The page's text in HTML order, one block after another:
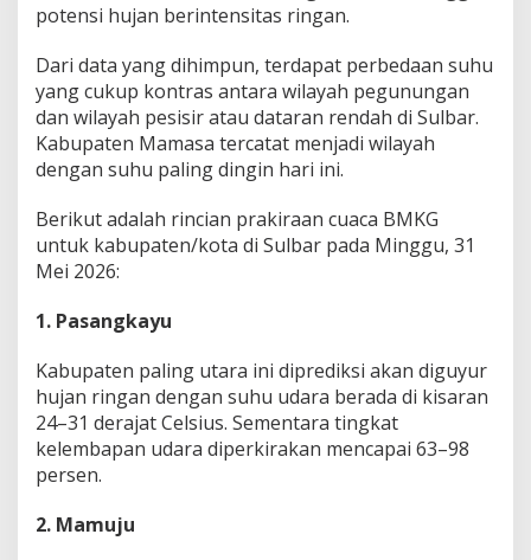
C
a
c
a
3
1
M
i
:
W
a
I
n
i
potensi hujan berintensitas ringan.
Dari data yang dihimpun, terdapat perbedaan suhu
yang cukup kontras antara wilayah pegunungan
dan wilayah pesisir atau dataran rendah di Sulbar.
Kabupaten Mamasa tercatat menjadi wilayah
dengan suhu paling dingin hari ini.
Berikut adalah rincian prakiraan cuaca BMKG
untuk kabupaten/kota di Sulbar pada Minggu, 31
Mei 2026:
1. Pasangkayu
Kabupaten paling utara ini diprediksi akan diguyur
hujan ringan dengan suhu udara berada di kisaran
24–31 derajat Celsius. Sementara tingkat
kelembapan udara diperkirakan mencapai 63–98
persen.
2. Mamuju